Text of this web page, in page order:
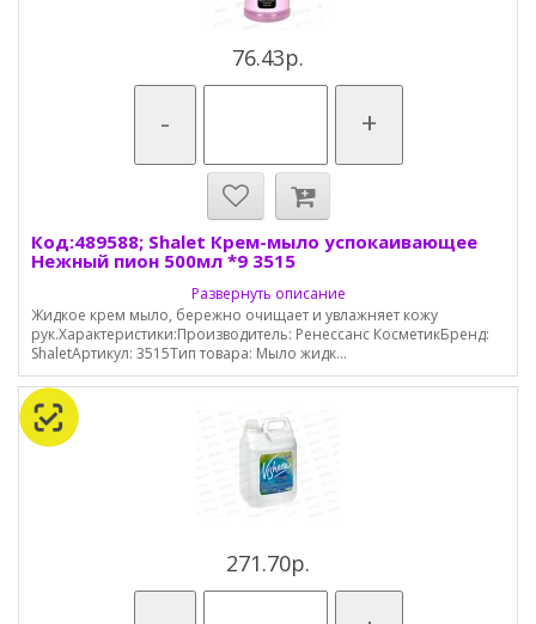
76.43р.
- +
Код:489588; Shalet Крем-мыло успокаивающее
Нежный пион 500мл *9 3515
Развернуть описание
Жидкое крем мыло, бережно очищает и увлажняет кожу
рук.Характеристики:Производитель: Ренессанс КосметикБренд:
ShaletАртикул: 3515Тип товара: Мыло жидк...
271.70р.